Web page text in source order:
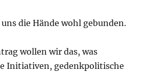
die Hände wohl gebunden.
wollen wir das, was
Initiativen, gedenkpolitische